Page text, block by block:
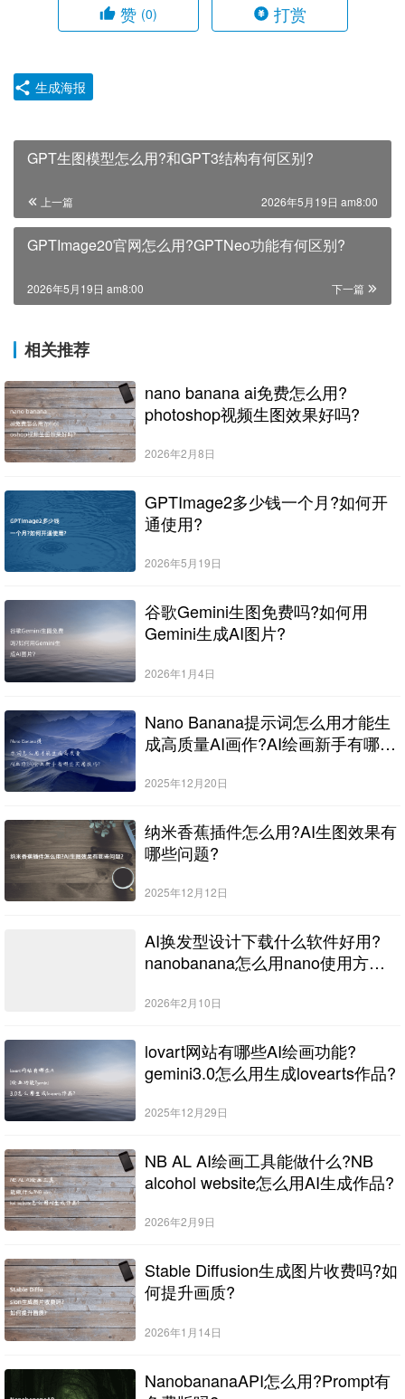
赞 (0) 打赏
生成海报
GPT生图模型怎么用?和GPT3结构有何区别?
上一篇 2026年5月19日 am8:00
GPTImage20官网怎么用?GPTNeo功能有何区别?
下一篇
2026年5月19日 am8:00
相关推荐
nano banana ai免费怎么用?
photoshop视频生图效果好吗?
2026年2月8日
GPTImage2多少钱一个月?如何开
通使用?
2026年5月19日
谷歌Gemini生图免费吗?如何用
Gemini生成AI图片?
2026年1月4日
Nano Banana提示词怎么用才能生
成高质量AI画作?AI绘画新手有哪些
2025年12月20日
纳米香蕉插件怎么用?AI生图效果有
哪些问题?
2025年12月12日
AI换发型设计下载什么软件好用?
nanobanana怎么用nano使用方法
2026年2月10日
lovart网站有哪些AI绘画功能?
gemini3.0怎么用生成lovearts作品?
2025年12月29日
NB AL AI绘画工具能做什么?NB
alcohol website怎么用AI生成作品?
2026年2月9日
Stable Diffusion生成图片收费吗?如
何提升画质?
2026年1月14日
NanobananaAPI怎么用?Prompt有